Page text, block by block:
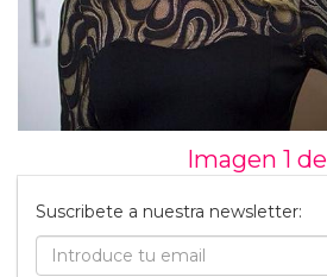
Imagen 1 de
Suscribete a nuestra newsletter: